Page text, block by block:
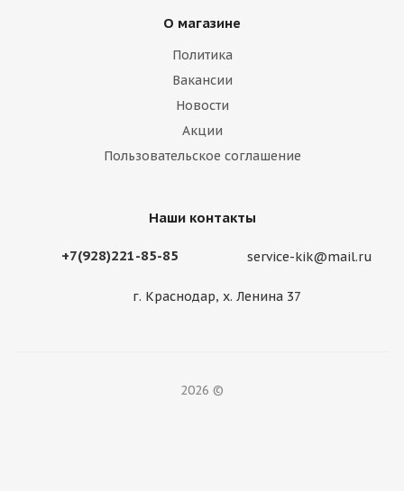
О магазине
Политика
Вакансии
Новости
Акции
Пользовательское соглашение
Наши контакты
+7(928)221-85-85 service-kik@mail.ru
г. Краснодар, х. Ленина 37
2026 ©